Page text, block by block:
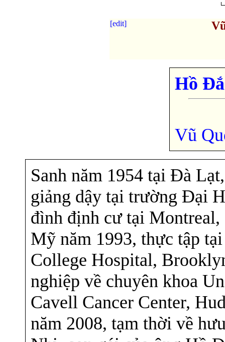
[edit]
Hồ
Vũ
Sanh năm 1954 tại Đà
giảng dậy tại trường Đại
đình định cư tại Montreal,
Mỹ năm 1993, thực tập
College Hospital,
nghiệp về chuyên khoa
Cavell Cancer Center,
năm 2008, tạm thời về